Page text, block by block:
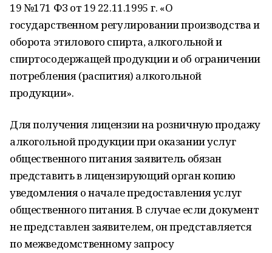
19 №171 ФЗ от 19 22.11.1995 г. «О
государственном регулировании производства и
оборота этилового спирта, алкогольной и
спиртосодержащей продукции и об ограничении
потребления (распития) алкогольной
продукции».
Для получения лицензии на розничную продажу
алкогольной продукции при оказании услуг
общественного питания заявитель обязан
представить в лицензирующий орган копию
уведомления о начале предоставления услуг
общественного питания. В случае если документ
не представлен заявителем, он представляется
по межведомственному запросу